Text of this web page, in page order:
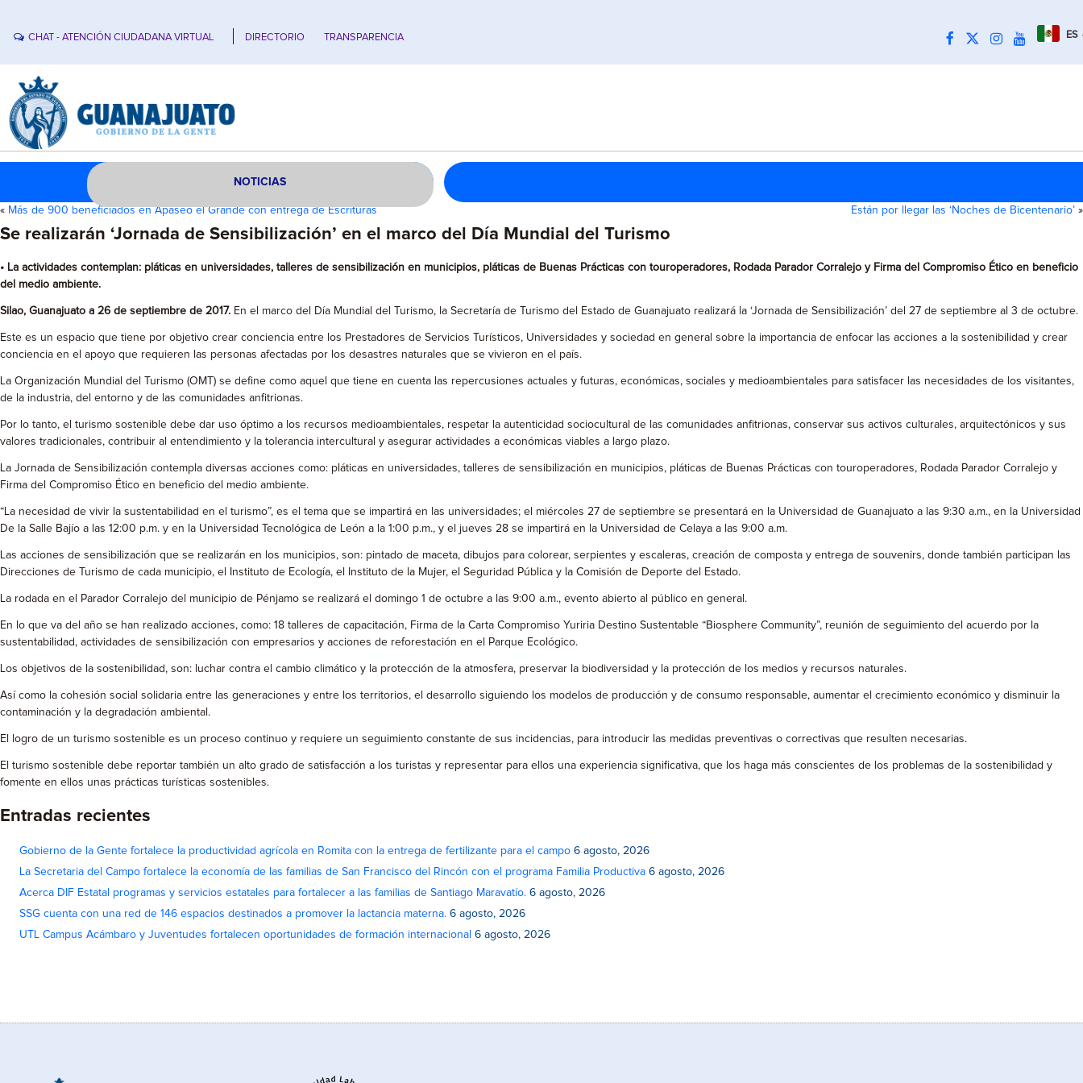
CHAT - ATENCIÓN CIUDADANA VIRTUAL DIRECTORIO TRANSPARENCIA ES
NOTICIAS
« Más de 900 beneficiados en Apaseo el Grande con entrega de Escrituras Están por llegar las ‘Noches de Bicentenario’ »
Se realizarán ‘Jornada de Sensibilización’ en el marco del Día Mundial del Turismo
• La actividades contemplan: pláticas en universidades, talleres de sensibilización en municipios, pláticas de Buenas Prácticas con touroperadores, Rodada Parador Corralejo y Firma del Compromiso Ético en beneficio
del medio ambiente.
Silao, Guanajuato a 26 de septiembre de 2017. En el marco del Día Mundial del Turismo, la Secretaría de Turismo del Estado de Guanajuato realizará la ‘Jornada de Sensibilización’ del 27 de septiembre al 3 de octubre.
Este es un espacio que tiene por objetivo crear conciencia entre los Prestadores de Servicios Turísticos, Universidades y sociedad en general sobre la importancia de enfocar las acciones a la sostenibilidad y crear
conciencia en el apoyo que requieren las personas afectadas por los desastres naturales que se vivieron en el país.
La Organización Mundial del Turismo (OMT) se define como aquel que tiene en cuenta las repercusiones actuales y futuras, económicas, sociales y medioambientales para satisfacer las necesidades de los visitantes,
de la industria, del entorno y de las comunidades anfitrionas.
Por lo tanto, el turismo sostenible debe dar uso óptimo a los recursos medioambientales, respetar la autenticidad sociocultural de las comunidades anfitrionas, conservar sus activos culturales, arquitectónicos y sus
valores tradicionales, contribuir al entendimiento y la tolerancia intercultural y asegurar actividades a económicas viables a largo plazo.
La Jornada de Sensibilización contempla diversas acciones como: pláticas en universidades, talleres de sensibilización en municipios, pláticas de Buenas Prácticas con touroperadores, Rodada Parador Corralejo y
Firma del Compromiso Ético en beneficio del medio ambiente.
“La necesidad de vivir la sustentabilidad en el turismo”, es el tema que se impartirá en las universidades; el miércoles 27 de septiembre se presentará en la Universidad de Guanajuato a las 9:30 a.m., en la Universidad
De la Salle Bajío a las 12:00 p.m. y en la Universidad Tecnológica de León a la 1:00 p.m., y el jueves 28 se impartirá en la Universidad de Celaya a las 9:00 a.m.
Las acciones de sensibilización que se realizarán en los municipios, son: pintado de maceta, dibujos para colorear, serpientes y escaleras, creación de composta y entrega de souvenirs, donde también participan las
Direcciones de Turismo de cada municipio, el Instituto de Ecología, el Instituto de la Mujer, el Seguridad Pública y la Comisión de Deporte del Estado.
La rodada en el Parador Corralejo del municipio de Pénjamo se realizará el domingo 1 de octubre a las 9:00 a.m., evento abierto al público en general.
En lo que va del año se han realizado acciones, como: 18 talleres de capacitación, Firma de la Carta Compromiso Yuriria Destino Sustentable “Biosphere Community”, reunión de seguimiento del acuerdo por la
sustentabilidad, actividades de sensibilización con empresarios y acciones de reforestación en el Parque Ecológico.
Los objetivos de la sostenibilidad, son: luchar contra el cambio climático y la protección de la atmosfera, preservar la biodiversidad y la protección de los medios y recursos naturales.
Así como la cohesión social solidaria entre las generaciones y entre los territorios, el desarrollo siguiendo los modelos de producción y de consumo responsable, aumentar el crecimiento económico y disminuir la
contaminación y la degradación ambiental.
El logro de un turismo sostenible es un proceso continuo y requiere un seguimiento constante de sus incidencias, para introducir las medidas preventivas o correctivas que resulten necesarias.
El turismo sostenible debe reportar también un alto grado de satisfacción a los turistas y representar para ellos una experiencia significativa, que los haga más conscientes de los problemas de la sostenibilidad y
fomente en ellos unas prácticas turísticas sostenibles.
Entradas recientes
Gobierno de la Gente fortalece la productividad agrícola en Romita con la entrega de fertilizante para el campo 6 agosto, 2026
La Secretaria del Campo fortalece la economía de las familias de San Francisco del Rincón con el programa Familia Productiva 6 agosto, 2026
Acerca DIF Estatal programas y servicios estatales para fortalecer a las familias de Santiago Maravatío. 6 agosto, 2026
SSG cuenta con una red de 146 espacios destinados a promover la lactancia materna. 6 agosto, 2026
UTL Campus Acámbaro y Juventudes fortalecen oportunidades de formación internacional 6 agosto, 2026